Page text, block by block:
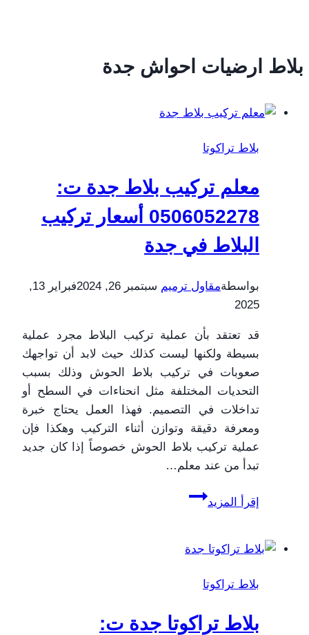
بلاط ارضيات احواش جدة
بلاط تراكوتا
معلم تركيب بلاط جدة ت:
0506052278 أسعار تركيب
البلاط في جدة
بواسطةمقاول ترميم سبتمبر 26, 2024
فبراير 13,
2025
قد تعتقد بأن عملية تركيب البلاط مجرد عملية
بسيطة ولكنها ليست كذلك حيث لابد أن تواجهك
صعوبات في تركيب بلاط الحوش وذلك بسبب
التحديات المختلفة مثل انحناءات في السطح أو
تداخلات في التصميم. فهذا العمل يحتاج خبرة
ومعرفة دقيقة وتوازن أثناء التركيب وهكذا فإن
عملية تركيب بلاط الحوش خصوصاً إذا كان جديد
تبدأ من عند معلم…
إقرأ المزيد
معلم
جدة
0506052278
تركيب
بلاط تراكوتا
بلاط تراكوتا جدة ت: